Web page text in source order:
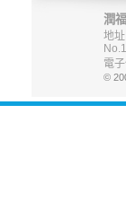
潤
地
電
©